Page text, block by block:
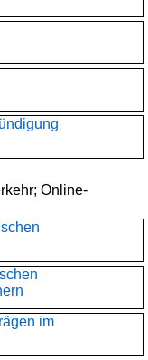
Online-
im